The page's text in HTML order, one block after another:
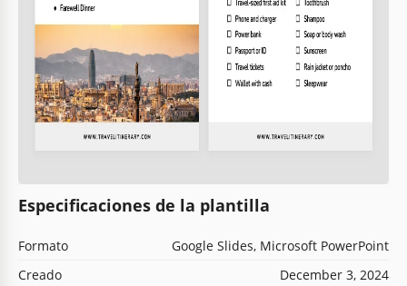
Especificaciones de la plantilla
Formato
Google Slides, Microsoft PowerPoint
Creado
December 3, 2024